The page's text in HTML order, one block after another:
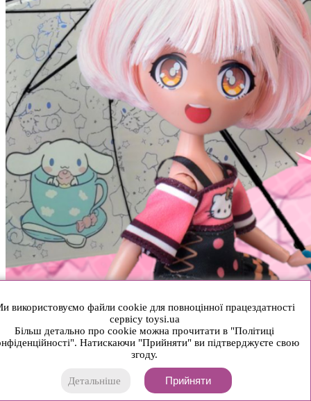
використовуємо файли cookie для повноцінної працездатності
сервісу toysi.ua
Більш детально про cookie можна прочитати в "Політиці
Натискаючи "Прийняти" ви підтверджуєте свою
згоду.
Детальніше Прийняти